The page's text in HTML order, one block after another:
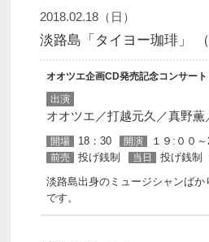
2018.02.18（日）
淡路島「タイヨー珈琲」 （
オオツエ企画CD発売記念コンサート
出演
オオツエ／打越元久／真野薫
開場 18：30 開演 １９:００
前売 投げ銭制 当日 投げ銭制
淡路島出身のミュージシャンばか
です。